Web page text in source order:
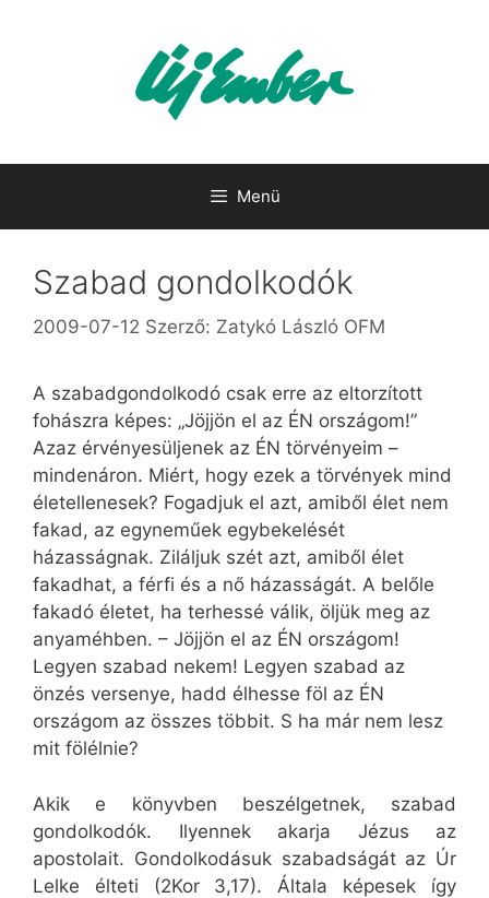
Menü
Szabad gondolkodók
2009-07-12 Szerző: Zatykó László OFM
A szabadgondolkodó csak erre az eltorzított
fohászra képes: „Jöjjön el az ÉN országom!”
Azaz érvényesüljenek az ÉN törvényeim –
mindenáron. Miért, hogy ezek a törvények mind
életellenesek? Fogadjuk el azt, amiből élet nem
fakad, az egyneműek egybekelését
házasságnak. Ziláljuk szét azt, amiből élet
fakadhat, a férfi és a nő házasságát. A belőle
fakadó életet, ha terhessé válik, öljük meg az
anyaméhben. – Jöjjön el az ÉN országom!
Legyen szabad nekem! Legyen szabad az
önzés versenye, hadd élhesse föl az ÉN
országom az összes többit. S ha már nem lesz
mit fölélnie?
Akik e könyvben beszélgetnek, szabad
gondolkodók. Ilyennek akarja Jézus az
apostolait. Gondolkodásuk szabadságát az Úr
Lelke élteti (2Kor 3,17). Általa képesek így